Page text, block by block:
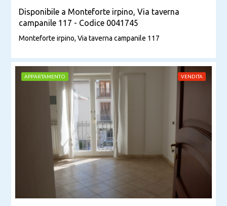
Disponibile a Monteforte irpino, Via taverna
campanile 117 - Codice 0041745
Monteforte irpino, Via taverna campanile 117
APPARTAMENTO VENDITA